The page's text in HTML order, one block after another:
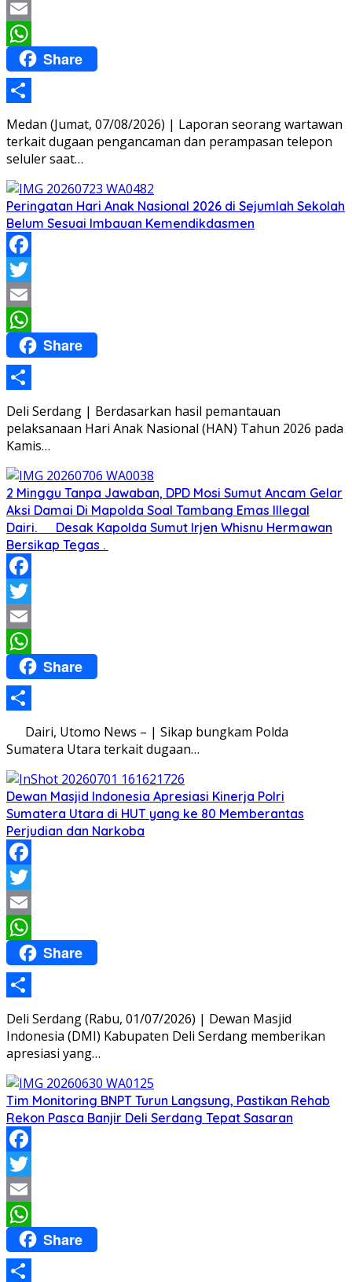
Twitter
Email
WhatsApp
Share
Share
Medan (Jumat, 07/08/2026) | Laporan seorang wartawan
terkait dugaan pengancaman dan perampasan telepon
seluler saat…
Peringatan Hari Anak Nasional 2026 di Sejumlah Sekolah
Belum Sesuai Imbauan Kemendikdasmen
Facebook
Twitter
Email
WhatsApp
Share
Share
Deli Serdang | Berdasarkan hasil pemantauan
pelaksanaan Hari Anak Nasional (HAN) Tahun 2026 pada
Kamis…
2 Minggu Tanpa Jawaban, DPD Mosi Sumut Ancam Gelar
Aksi Damai Di Mapolda Soal Tambang Emas Illegal
Dairi. Desak Kapolda Sumut Irjen Whisnu Hermawan
Bersikap Tegas .
Facebook
Twitter
Email
WhatsApp
Share
Share
Dairi, Utomo News – | Sikap bungkam Polda
Sumatera Utara terkait dugaan…
Dewan Masjid Indonesia Apresiasi Kinerja Polri
Sumatera Utara di HUT yang ke 80 Memberantas
Perjudian dan Narkoba
Facebook
Twitter
Email
WhatsApp
Share
Share
Deli Serdang (Rabu, 01/07/2026) | Dewan Masjid
Indonesia (DMI) Kabupaten Deli Serdang memberikan
apresiasi yang…
Tim Monitoring BNPT Turun Langsung, Pastikan Rehab
Rekon Pasca Banjir Deli Serdang Tepat Sasaran
Facebook
Twitter
Email
WhatsApp
Share